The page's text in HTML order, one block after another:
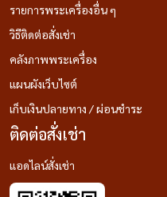
รายการพระเครื่องอื่น ๆ
วิธีติดต่อสั่งเช่า
คลังภาพพระเครื่อง
แผนผังเว็บไซต์
เก็บเงินปลายทาง / ผ่อนชำระ
ติดต่อสั่งเช่า
แอดไลน์สั่งเช่า